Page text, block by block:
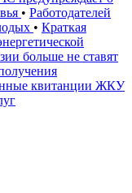
• Работодателей
• Краткая
больше не ставят
квитанции ЖКУ